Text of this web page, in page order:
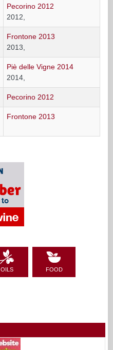
Pecorino 2012
2012,
Frontone 2013
2013,
Piè delle Vigne 2014
2014,
Pecorino 2012
Frontone 2013
OILS FOOD